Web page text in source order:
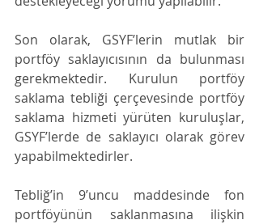
Son olarak, GSYF’lerin mutlak bir
portföy saklayıcısının da bulunması
gerekmektedir. Kurulun portföy
saklama tebliği çerçevesinde portföy
saklama hizmeti yürüten kuruluşlar,
GSYF’lerde de saklayıcı olarak görev
yapabilmektedirler.
Tebliğ’in 9’uncu maddesinde fon
portföyünün saklanmasına ilişkin